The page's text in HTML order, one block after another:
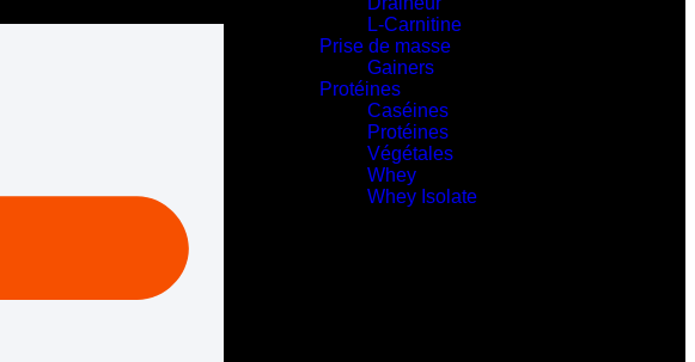
L-Carnitine
Prise de masse
Gainers
Protéines
Caséines
Protéines
Végétales
Whey
Whey Isolate